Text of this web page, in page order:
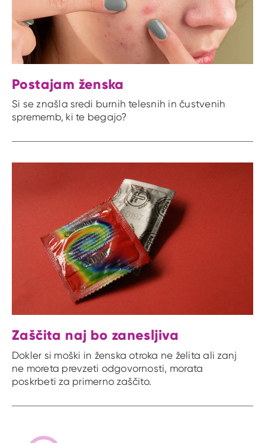
Postajam ženska
Si se znašla sredi burnih telesnih in čustvenih
sprememb, ki te begajo?
Zaščita naj bo zanesljiva
Dokler si moški in ženska otroka ne želita ali zanj
ne moreta prevzeti odgovornosti, morata
poskrbeti za primerno zaščito.